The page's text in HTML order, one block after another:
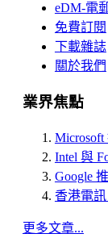
eDM-電
免費訂閱
下載雜誌
關於我們
業界焦點
Microsoft
Intel 與
Google
香港電訊
更多文章...